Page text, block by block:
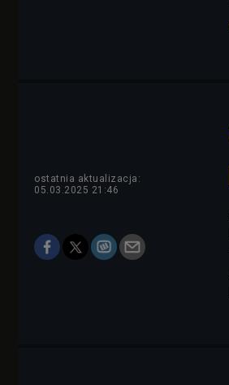
ostatnia aktualizacja:
05.03.2025 21:46